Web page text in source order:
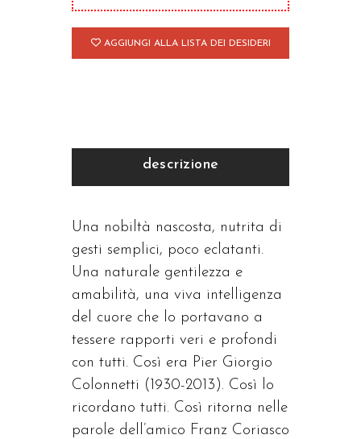
AGGIUNGI ALLA LISTA DEI DESIDERI
descrizione
Una nobiltà nascosta, nutrita di
gesti semplici, poco eclatanti.
Una naturale gentilezza e
amabilità, una viva intelligenza
del cuore che lo portavano a
tessere rapporti veri e profondi
con tutti. Così era Pier Giorgio
Colonnetti (1930-2013). Così lo
ricordano tutti. Così ritorna nelle
parole dell’amico Franz Coriasco